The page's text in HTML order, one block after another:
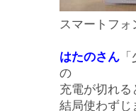
スマートフォ
はたのさん
の
充電が切れ
結局使わずじ